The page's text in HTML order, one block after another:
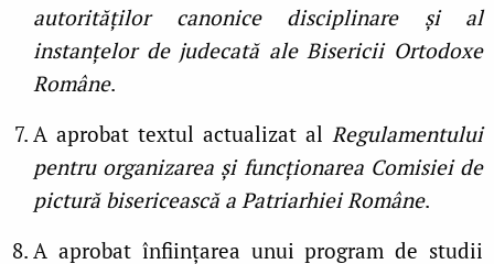
autorităților canonice disciplinare și al
instanțelor de judecată ale Bisericii Ortodoxe
Române.
A aprobat textul actualizat al Regulamentului
pentru organizarea și funcționarea Comisiei de
pictură bisericească a Patriarhiei Române.
A aprobat înființarea unui program de studii